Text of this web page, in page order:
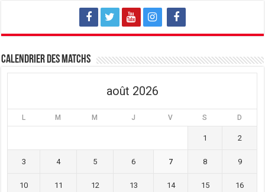
Calendrier des matchs
août 2026
L M M J V S D
1 2
3 4 5 6 7 8 9
10 11 12 13 14 15 16